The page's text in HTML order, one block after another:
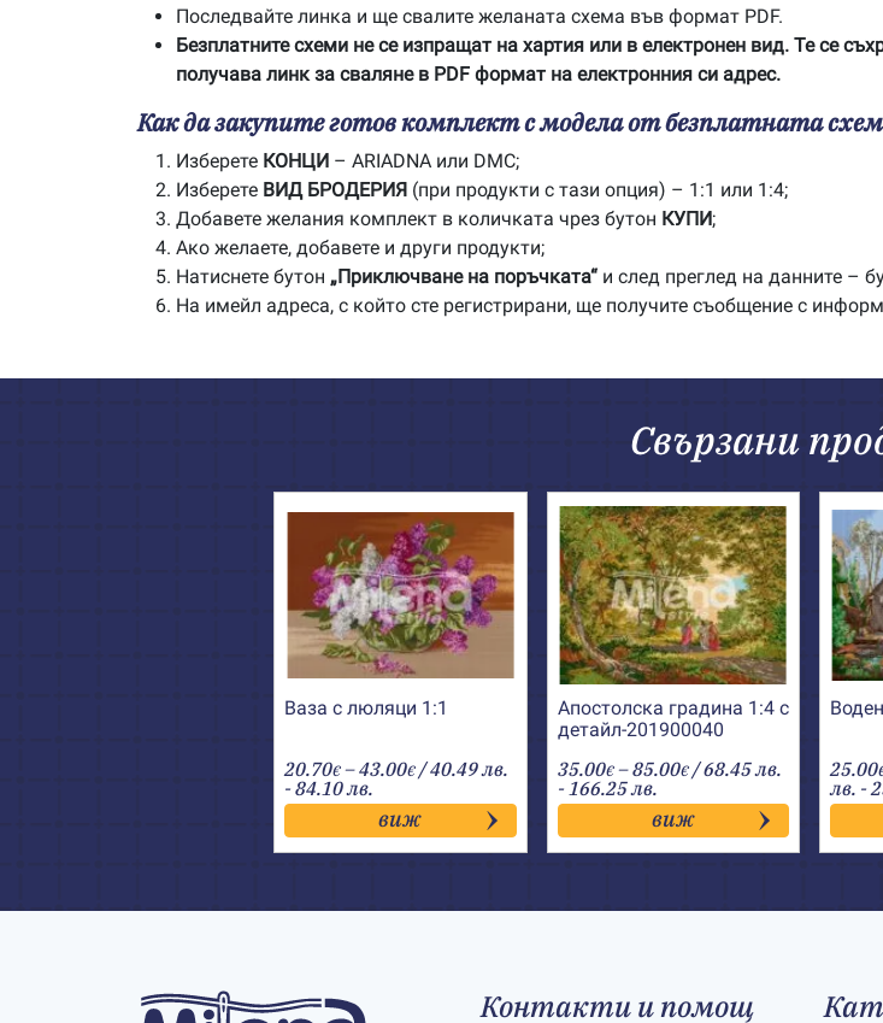
Последвайте линка и ще свалите желаната схема във формат PDF.
Безплатните схеми не се изпращат на хартия или в електронен вид. Те се
получава линк за сваляне в PDF формат на електронния си адрес.
Как да закупите готов комплект с модела от безплатната
Изберете КОНЦИ – ARIADNA или DMC;
Изберете ВИД БРОДЕРИЯ (при продукти с тази опция) – 1:1 или 1:4;
Добавете желания комплект в количката чрез бутон КУПИ;
Ако желаете, добавете и други продукти;
Натиснете бутон „Приключване на поръчката“ и след преглед на данните –
На имейл адреса, с който сте регистрирани, ще получите съобщение с
Свързани
Ваза с люляци 1:1
20.70€ –43.00€Price
range:
20.70€
through
43.00€
/ 40.49 лв.
- 84.10 лв.
виж
Апостолска градина 1:4 с
детайл-201900040
35.00€ –85.00€Price
range:
35.00€
through
85.00€
/ 68.45 лв.
- 166.25 лв.
виж
25.00
лв. -
Контакти и помощ